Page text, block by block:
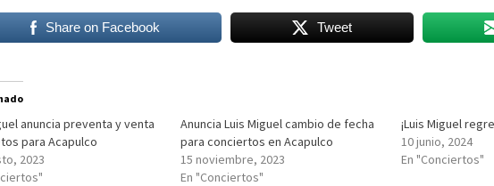
Share on Facebook Tweet
anuncia preventa y venta
para Acapulco
2023
Anuncia Luis Miguel cambio de fecha
para conciertos en Acapulco
15 noviembre, 2023
En "Conciertos"
¡Luis Miguel
10 junio, 2024
En "Conciertos"